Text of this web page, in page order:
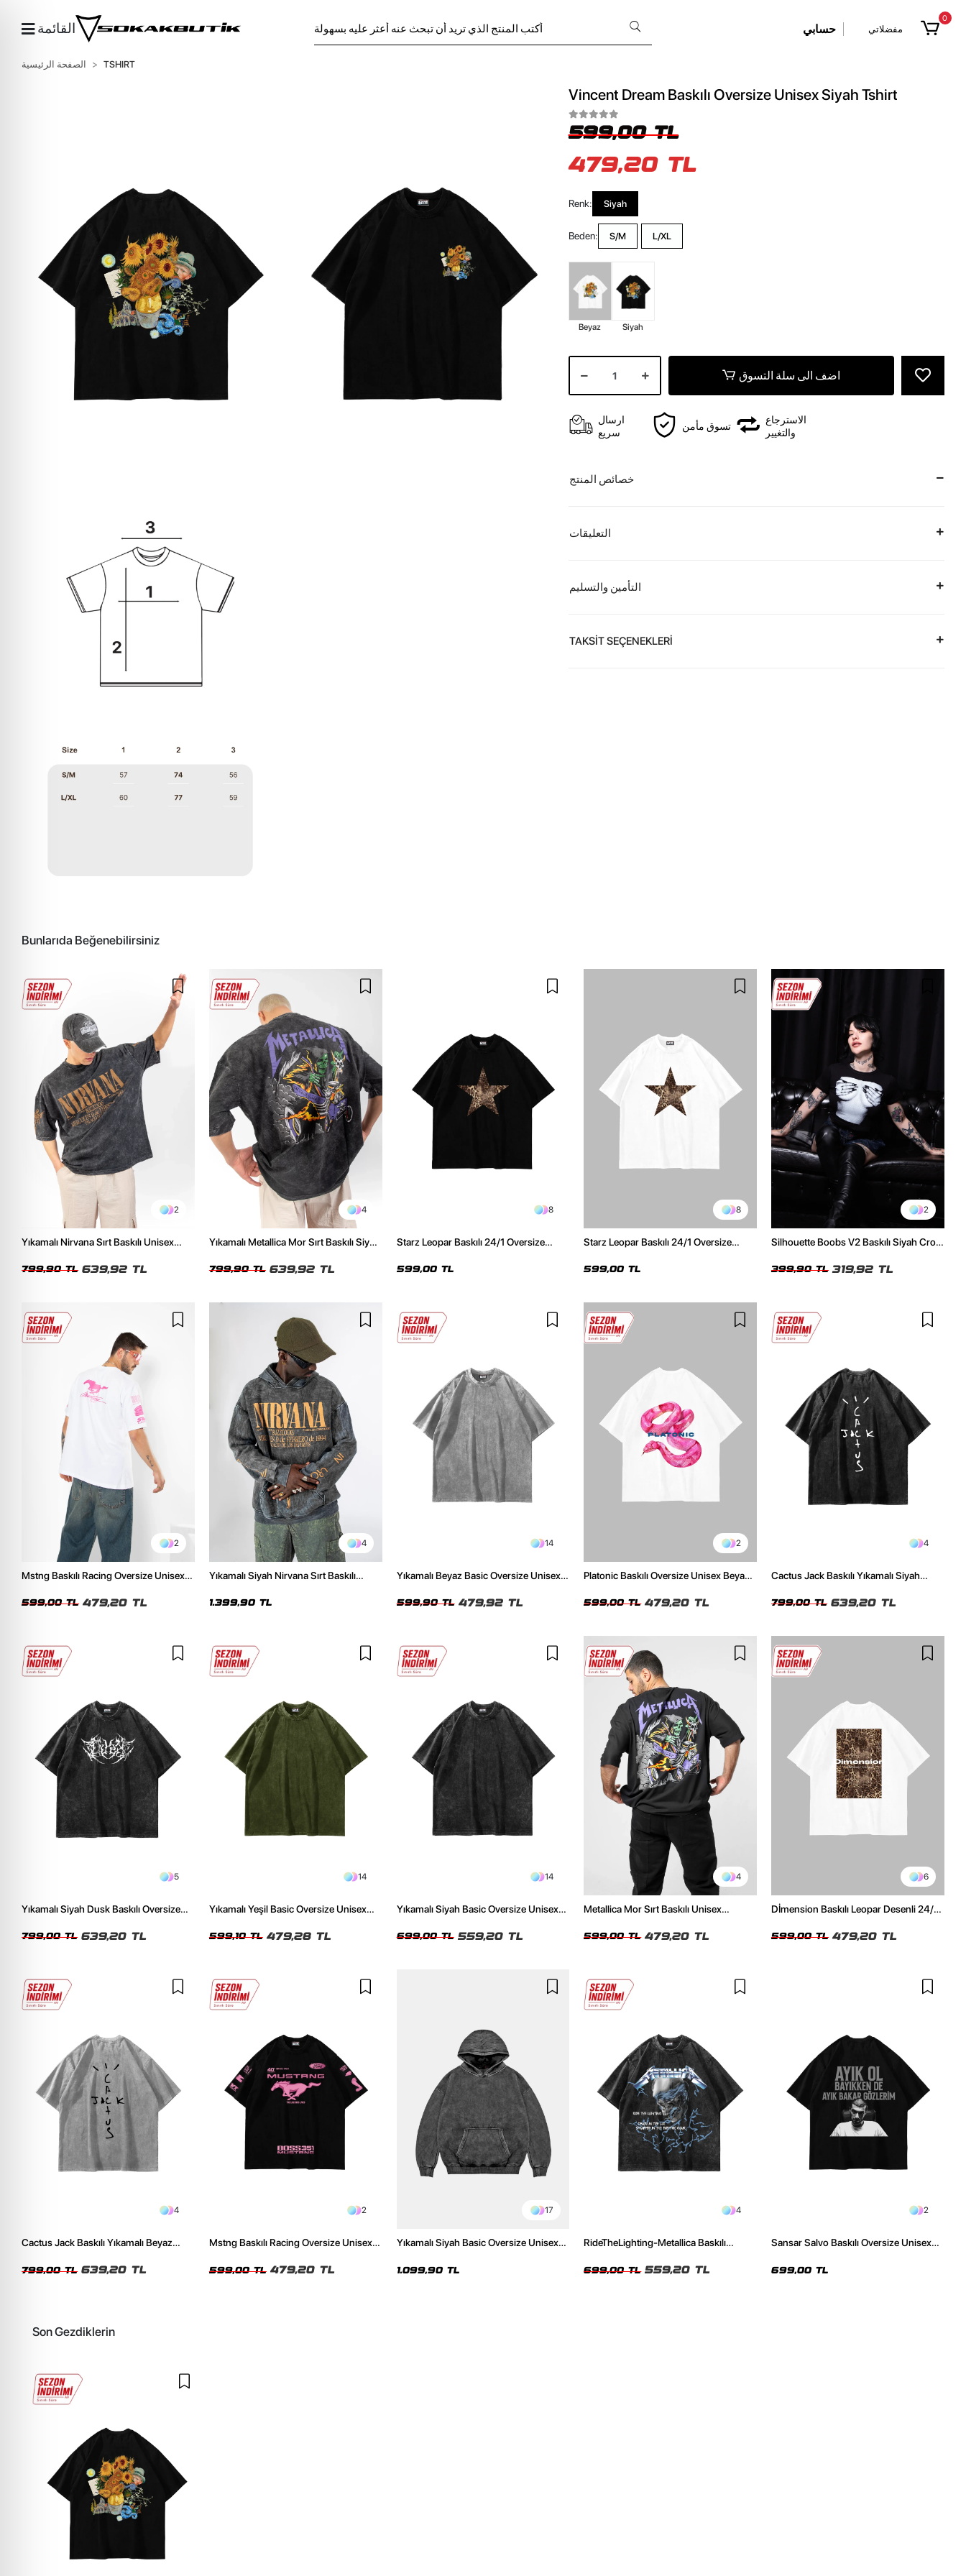
القائمة حسابي مفضلاتي
0
الصفحة الرئيسية TSHIRT
Vincent Dream Baskılı Oversize Unisex Siyah Tshirt
599,00 TL
479,20 TL
Renk: Siyah
Beden: S/M L/XL
Beyaz Siyah
اضف الى سلة التسوق
ارسال
سريع
تسوق مأمن
الاسترجاع
والتغيير
خصائص المنتج
التعليقات
التأمين والتسليم
TAKSİT SEÇENEKLERİ
Bunlarıda Beğenebilirsiniz
2
Yıkamalı Nirvana Sırt Baskılı Unisex
799,90 TL 639,92 TL
4
Yıkamalı Metallica Mor Sırt Baskılı Siyah
799,90 TL 639,92 TL
8
Starz Leopar Baskılı 24/1 Oversize
599,00 TL
8
Starz Leopar Baskılı 24/1 Oversize
599,00 TL
2
Silhouette Boobs V2 Baskılı Siyah Crop
399,90 TL 319,92 TL
2
Mstng Baskılı Racing Oversize Unisex
599,00 TL 479,20 TL
4
Yıkamalı Siyah Nirvana Sırt Baskılı
1.399,90 TL
14
Yıkamalı Beyaz Basic Oversize Unisex
599,90 TL 479,92 TL
2
Platonic Baskılı Oversize Unisex Beyaz
599,00 TL 479,20 TL
4
Cactus Jack Baskılı Yıkamalı Siyah
799,00 TL 639,20 TL
5
Yıkamalı Siyah Dusk Baskılı Oversize
799,00 TL 639,20 TL
14
Yıkamalı Yeşil Basic Oversize Unisex
599,10 TL 479,28 TL
14
Yıkamalı Siyah Basic Oversize Unisex
699,00 TL 559,20 TL
4
Metallica Mor Sırt Baskılı Unisex
599,00 TL 479,20 TL
6
Dİmension Baskılı Leopar Desenli 24/1
599,00 TL 479,20 TL
4
Cactus Jack Baskılı Yıkamalı Beyaz
799,00 TL 639,20 TL
2
Mstng Baskılı Racing Oversize Unisex
599,00 TL 479,20 TL
17
Yıkamalı Siyah Basic Oversize Unisex
1.099,90 TL
4
RideTheLighting-Metallica Baskılı
699,00 TL 559,20 TL
2
Sansar Salvo Baskılı Oversize Unisex
699,00 TL
Son Gezdiklerin